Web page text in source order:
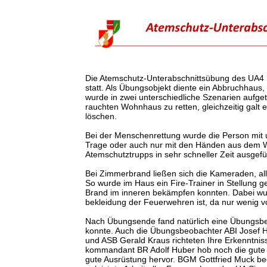
Die Atemschutz-Unterabschnittsübung des
statt. Als Übungsobjekt diente ein
wurde in zwei unterschiedliche Szenarien
rauchten Wohnhaus zu retten, gleichzeitig galt
löschen.
Bei der Menschenrettung wurde die Person
Trage oder auch nur mit den Händen aus dem
Atemschutztrupps in sehr schneller Zeit
Bei Zimmerbrand ließen sich die Kameraden,
So wurde im Haus ein Fire-Trainer in Stellung
Brand im inneren bekämpfen konnten. Dabei
bekleidung der Feuerwehren ist, da nur wenig
Nach Übungsende fand natürlich eine
konnte. Auch die Übungsbeobachter ABI Josef
und ASB Gerald Kraus richteten Ihre
kommandant BR Adolf Huber hob noch die
gute Ausrüstung hervor. BGM Gottfried Muck